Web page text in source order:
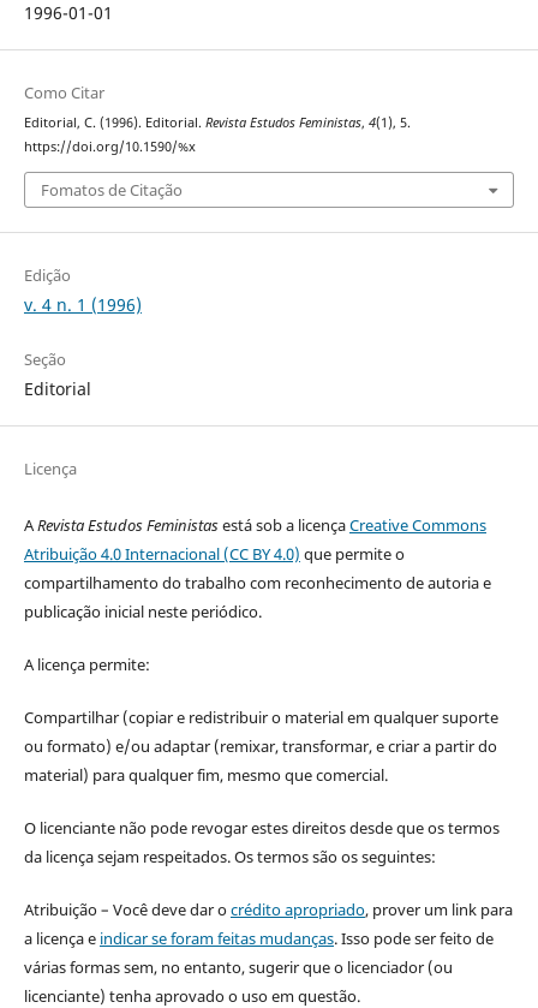
1996-01-01
Como Citar
Editorial, C. (1996). Editorial. Revista Estudos Feministas, 4(1), 5.
https://doi.org/10.1590/%x
Fomatos de Citação
Edição
v. 4 n. 1 (1996)
Seção
Editorial
Licença
ARevista Estudos Feministasestá sob a licençaCreative Commons
Atribuição 4.0 Internacional (CC BY 4.0) que permite o
compartilhamento do trabalho com reconhecimento de autoria e
publicação inicial neste periódico.
A licença permite:
Compartilhar (copiar e redistribuir o material em qualquer suporte
ou formato) e/ou adaptar (remixar, transformar, e criar a partir do
material) para qualquer fim, mesmo que comercial.
O licenciante não pode revogar estes direitos desde que os termos
da licença sejam respeitados. Os termos são os seguintes:
Atribuição – Você deve dar ocrédito apropriado, prover um link para
a licença e indicar se foram feitas mudanças. Isso pode ser feito de
várias formas sem, no entanto, sugerir que o licenciador (ou
licenciante) tenha aprovado o uso em questão.